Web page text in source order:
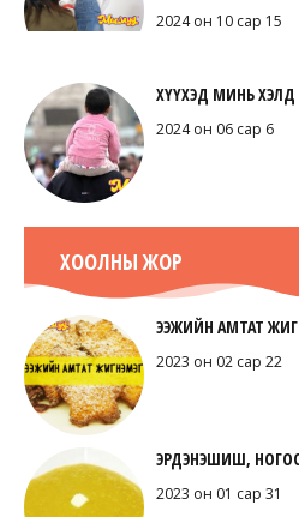
2024 он 10 сар 15
ХҮҮХЭД МИНЬ
2024 он 06 сар 6
ХООЛНЫ ЖОР
ЭЭЖИЙН АМТАТ
2023 он 02 сар 22
ЭРДЭНЭШИШ,
2023 он 01 сар 31